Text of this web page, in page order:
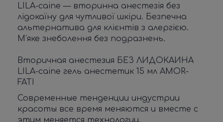
LILA-caine — вторинна анестезія без
лідокаїну для чутливої шкіри. Безпечна
альтернатива для клієнтів з алергією.
М’яке знеболення без подразнень.
Вторичная анестезия БЕЗ ЛИДОКАИНА
LILA-caine гель анестетик 15 мл AMOR-
FATI
Современные тенденции индустрии
красоты все время меняются и вместе с
этим меняется технологии.